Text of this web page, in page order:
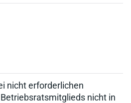
nicht erforderlichen
nicht in